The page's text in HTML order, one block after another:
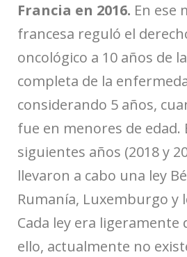
Francia en 2016. En ese
francesa reguló el
oncológico a 10 años de
completa de la
considerando 5 años,
fue en menores de edad.
siguientes años (2018 y
llevaron a cabo una ley
Rumanía, Luxemburgo y
Cada ley era
ello, actualmente no